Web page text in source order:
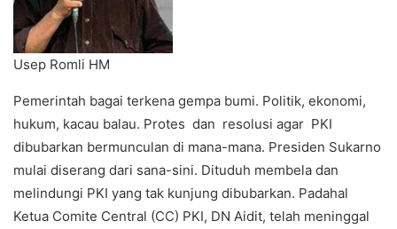
Usep Romli HM
Pemerintah bagai terkena gempa bumi. Politik, ekonomi,
hukum, kacau balau. Protes dan resolusi agar PKI
dibubarkan bermunculan di mana-mana. Presiden Sukarno
mulai diserang dari sana-sini. Dituduh membela dan
melindungi PKI yang tak kunjung dibubarkan. Padahal
Ketua Comite Central (CC) PKI, DN Aidit, telah meninggal